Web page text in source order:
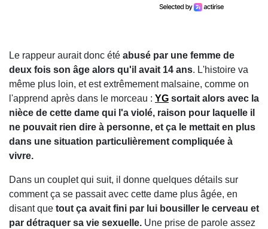
Le rappeur aurait donc été abusé par une femme de
deux fois son âge alors qu'il avait 14 ans. L'histoire va
même plus loin, et est extrêmement malsaine, comme on
l'apprend après dans le morceau : YG sortait alors avec la
nièce de cette dame qui l'a violé, raison pour laquelle il
ne pouvait rien dire à personne, et ça le mettait en plus
dans une situation particulièrement compliquée à
vivre.
Dans un couplet qui suit, il donne quelques détails sur
comment ça se passait avec cette dame plus âgée, en
disant que tout ça avait fini par lui bousiller le cerveau et
par détraquer sa vie sexuelle. Une prise de parole assez